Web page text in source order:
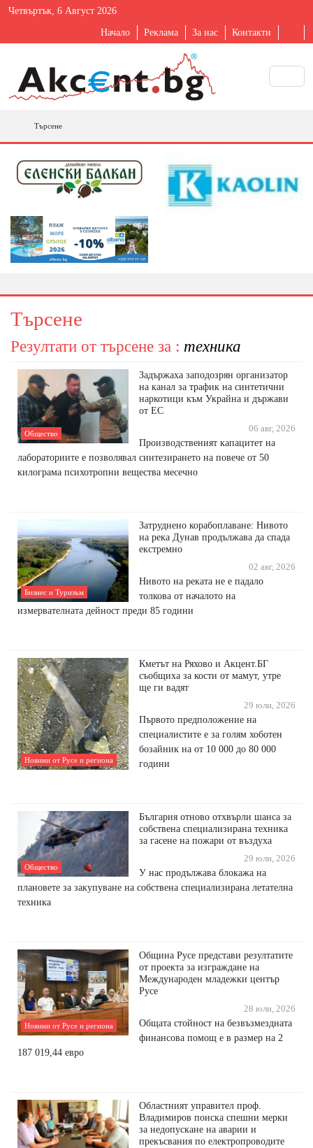
Четвъртък, 6 Август 2026
Начало Реклама За нас Контакти
Търсене
Търсене
Резултати от търсене за : техника
Общество
Задържаха заподозрян организатор
на канал за трафик на синтетични
наркотици към Украйна и държави
от ЕС
06 авг, 2026
Производственият капацитет на
лабораториите е позволявал синтезирането на повече от 50
килограма психотропни вещества месечно
Бизнес и Туризъм
Затруднено корабоплаване: Нивото
на река Дунав продължава да спада
екстремно
02 авг, 2026
Нивото на реката не е падало
толкова от началото на
измервателната дейност преди 85 години
Новини от Русе и региона
Кметът на Ряхово и Акцент.БГ
съобщиха за кости от мамут, утре
ще ги вадят
29 юли, 2026
Първото предположение на
специалистите е за голям хоботен
бозайник на от 10 000 до 80 000
години
Общество
България отново отхвърли шанса за
собствена специализирана техника
за гасене на пожари от въздуха
29 юли, 2026
У нас продължава блокажа на
плановете за закупуване на собствена специализирана летателна
техника
Новини от Русе и региона
Община Русе представи резултатите
от проекта за изграждане на
Международен младежки център
Русе
28 юли, 2026
Общата стойност на безвъзмездната
финансова помощ е в размер на 2
187 019,44 евро
Областният управител проф.
Владимиров поиска спешни мерки
за недопускане на аварии и
прекъсвания по електропроводите